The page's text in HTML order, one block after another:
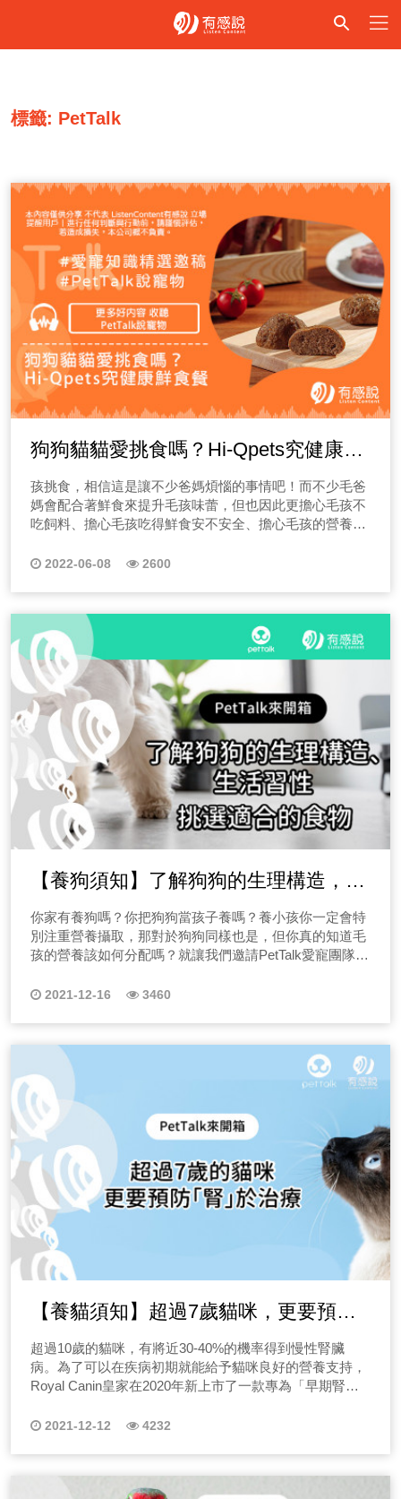
標籤: PetTalk
狗狗貓貓愛挑食嗎？Hi-Qpets究健康鮮
食餐，挑動毛孩味蕾又健康
孩挑食，相信這是讓不少爸媽煩惱的事情吧！而不少毛爸
媽會配合著鮮食來提升毛孩味蕾，但也因此更擔心毛孩不
吃飼料、擔心毛孩吃得鮮食安不安全、擔心毛孩的營養是
「隆安動物醫院-姚勝隆 獸醫師」來分享！
2022-06-08 2600
【養狗須知】了解狗狗的生理構造，並
挑選適合牠們的食物
你家有養狗嗎？你把狗狗當孩子養嗎？養小孩你一定會特
別注重營養攝取，那對於狗狗同樣也是，但你真的知道毛
孩的營養該如何分配嗎？就讓我們邀請PetTalk愛寵團隊來
食物！
2021-12-16 3460
【養貓須知】超過7歲貓咪，更要預防
「腎」於治療｜專業獸醫—楊孝柏
超過10歲的貓咪，有將近30-40%的機率得到慢性腎臟
病。為了可以在疾病初期就能給予貓咪良好的營養支持，
Royal Canin皇家在2020年新上市了一款專為「早期腎臟
好飲食控制。
2021-12-12 4232